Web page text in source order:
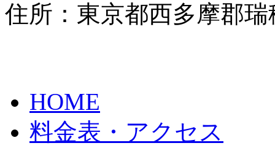
住所：東京都西多摩郡瑞
HOME
料金表・アクセス